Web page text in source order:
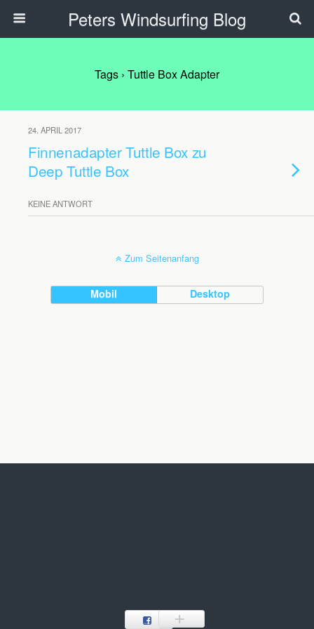
Peters Windsurfing Blog
Tags › Tuttle Box Adapter
24. APRIL 2017
Finnenadapter Tuttle Box zu
Deep Tuttle Box
KEINE ANTWORT
Zum Seitenanfang
Mobil Desktop